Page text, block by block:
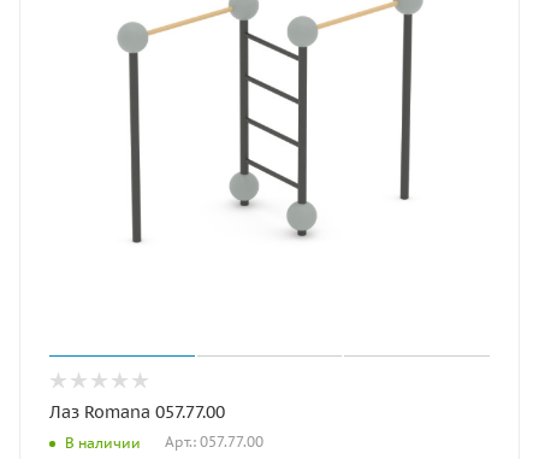
Лаз Romana 057.77.00
В наличии Арт.: 057.77.00